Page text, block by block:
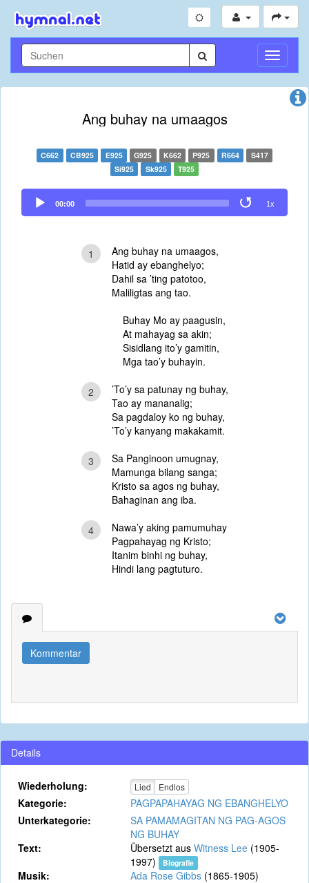
Ang buhay na umaagos
C662 CB925 E925 G925 K662 P925 R664
S417
Si925
Sk925 T925
Audio
Player
00:00 1x
1
Ang buhay na umaagos,
Hatid ay ebanghelyo;
Dahil sa ’ting patotoo,
Maliligtas ang tao.
Buhay Mo ay paagusin,
At mahayag sa akin;
Sisidlang ito’y gamitin,
Mga tao’y buhayin.
2
’To’y sa patunay ng buhay,
Tao ay mananalig;
Sa pagdaloy ko ng buhay,
’To’y kanyang makakamit.
3
Sa Panginoon umugnay,
Mamunga bilang sanga;
Kristo sa agos ng buhay,
Bahaginan ang iba.
4
Nawa’y aking pamumuhay
Pagpahayag ng Kristo;
Itanim binhi ng buhay,
Hindi lang pagtuturo.
Kommentar
Details
Wiederholung: Lied Endlos
Kategorie:
PAGPAPAHAYAG NG EBANGHELYO
Unterkategorie:
SA PAMAMAGITAN NG PAG-AGOS
NG BUHAY
Text:
Übersetzt aus Witness Lee (1905-
1997)
Biografie
Musik: Ada Rose Gibbs (1865-1905)